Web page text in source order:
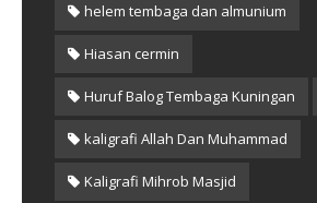
helem tembaga dan almunium
Hiasan cermin
Huruf Balog Tembaga Kuningan
kaligrafi Allah Dan Muhammad
Kaligrafi Mihrob Masjid